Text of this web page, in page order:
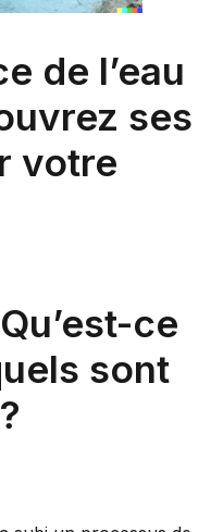
de l’eau
ses
votre
ce
sont